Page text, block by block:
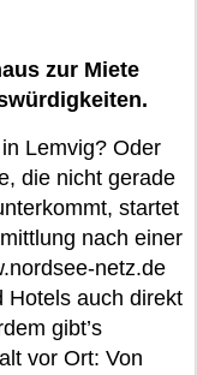
zur Miete
Lemvig? Oder
die nicht gerade
startet
nach einer
netz.de
Hotels auch direkt
gibt’s
vor Ort: Von